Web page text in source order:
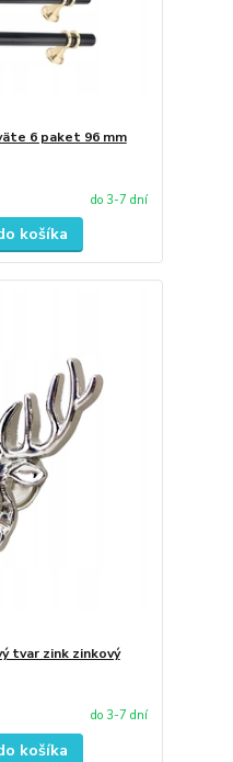
6 paket 96 mm
do 3-7 dní
košíka
tvar zink zinkový
do 3-7 dní
košíka